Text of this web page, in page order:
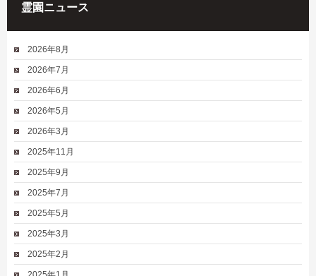
霊園ニュース
2026年8月
2026年7月
2026年6月
2026年5月
2026年3月
2025年11月
2025年9月
2025年7月
2025年5月
2025年3月
2025年2月